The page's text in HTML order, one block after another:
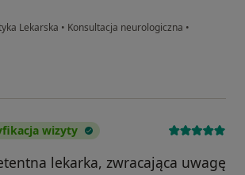
Lekarska • Konsultacja neurologiczna •
wizyty
lekarka, zwracająca uwagę